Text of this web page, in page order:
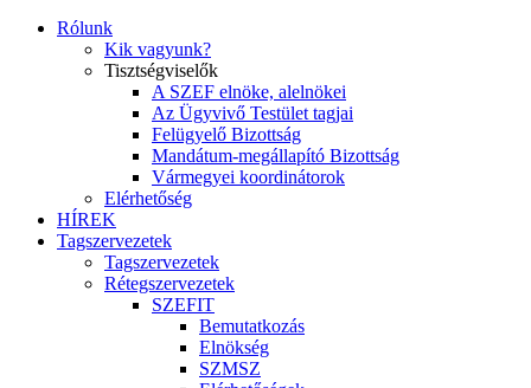
Rólunk
Kik vagyunk?
Tisztségviselők
A SZEF elnöke, alelnökei
Az Ügyvivő Testület tagjai
Felügyelő Bizottság
Mandátum-megállapító Bizottság
Vármegyei koordinátorok
Elérhetőség
HÍREK
Tagszervezetek
Tagszervezetek
Rétegszervezetek
SZEFIT
Bemutatkozás
Elnökség
SZMSZ